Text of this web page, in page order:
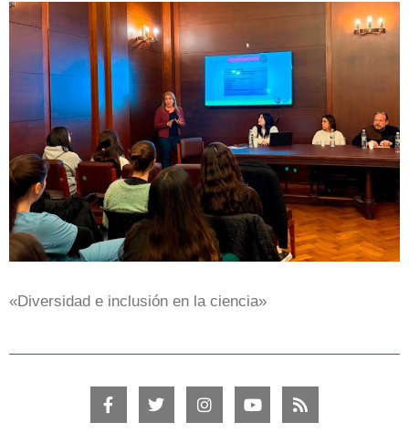
«Diversidad e inclusión en la ciencia»